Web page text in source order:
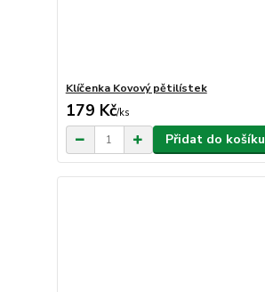
Klíčenka Kovový pětilístek
179 Kč/ks
Přidat do košíku